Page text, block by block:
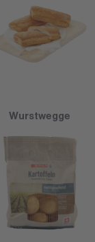
Wurstwegge